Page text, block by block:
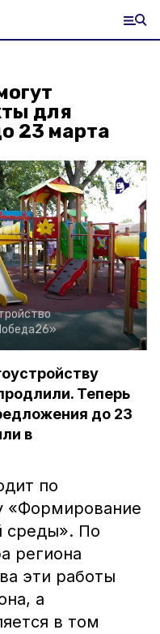
для
23 марта
Теперь
до 23
в
по
«Формирование
среды». По
региона
эти работы
а
в том